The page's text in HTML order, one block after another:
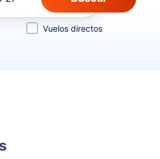
Vuelos directos